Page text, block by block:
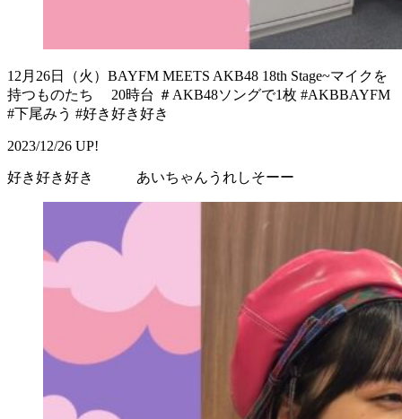
12月26日（火）BAYFM MEETS AKB48 18th Stage~マイクを
持つものたち 20時台 ＃AKB48ソングで1枚 #AKBBAYFM
#下尾みう #好き好き好き
2023/12/26 UP!
好き好き好き あいちゃんうれしそーー